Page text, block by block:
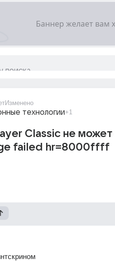
Изменено
технологии+1
Classic не может
failed hr=8000ffff